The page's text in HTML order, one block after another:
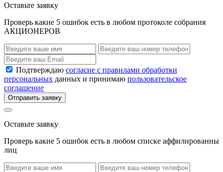
Оставьте заявку
Проверь какие 5 ошибок есть в любом протоколе собрания
АКЦИОНЕРОВ
Подтверждаю согласие с правилами обработки
персональных данных и принимаю пользовательское
соглашение
Отправить заявку
Оставьте заявку
Проверь какие 5 ошибок есть в любом списке аффилированны
лиц